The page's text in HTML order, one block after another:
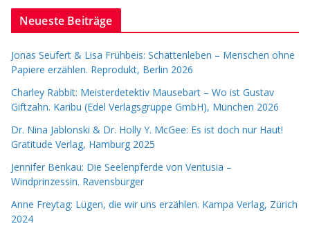
Neueste Beiträge
Jonas Seufert & Lisa Frühbeis: Schattenleben – Menschen ohne
Papiere erzählen. Reprodukt, Berlin 2026
Charley Rabbit: Meisterdetektiv Mausebart – Wo ist Gustav
Giftzahn. Karibu (Edel Verlagsgruppe GmbH), München 2026
Dr. Nina Jablonski & Dr. Holly Y. McGee: Es ist doch nur Haut!
Gratitude Verlag, Hamburg 2025
Jennifer Benkau: Die Seelenpferde von Ventusia –
Windprinzessin. Ravensburger
Anne Freytag: Lügen, die wir uns erzählen. Kampa Verlag, Zürich
2024